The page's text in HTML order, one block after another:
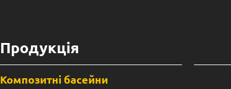
Продукція
Композитні басейни